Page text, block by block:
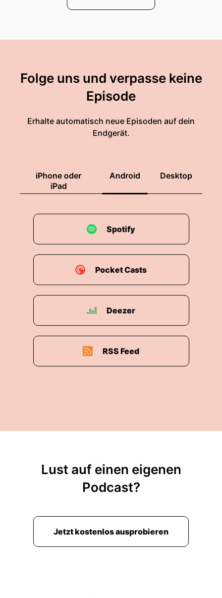
Folge uns und verpasse keine
Episode
Erhalte automatisch neue Episoden auf dein
Endgerät.
iPhone oder
iPad
Android Desktop
Spotify
Pocket Casts
Deezer
RSS Feed
Lust auf einen eigenen
Podcast?
Jetzt kostenlos ausprobieren